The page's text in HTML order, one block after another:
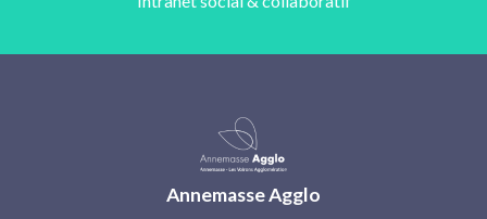
Annemasse Agglo